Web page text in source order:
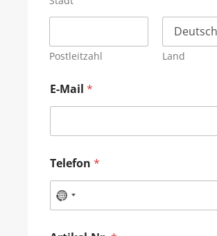
Postleitzahl Land
E-Mail *
Telefon *